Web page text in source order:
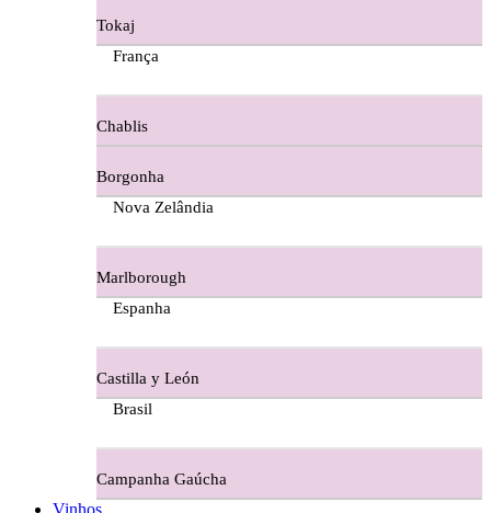
Evidencia Dão
Ferraz Wine - Beira Interior
Figueira Coriga - Alentejo
Guerreiro Vinhos - Bairrada
Herdade da Lisboa Alentejo
Herdade Do Freixo - Alentejo
Tokaj
França
Chablis
Borgonha
Nova Zelândia
Marlborough
Espanha
Castilla y León
Brasil
Campanha Gaúcha